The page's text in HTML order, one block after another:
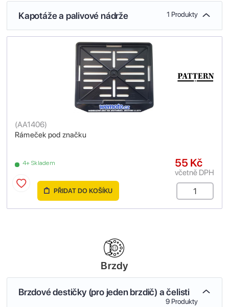
Kapotáže a palivové nádrže 1 Produkty
Rámeček pod značku
(AA1406)
4+ Skladem 55 Kč
včetně DPH
PŘIDAT DO KOŠÍKU
Brzdy
Brzdové destičky (pro jeden brzdič) a čelisti
9 Produkty